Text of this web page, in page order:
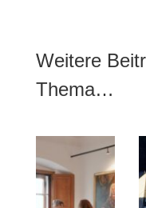
Weitere
Thema…